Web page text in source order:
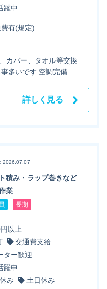
躍中
有(規定)
カバー、タオル等交換
多いです 空調完備
詳しく見る
2026.07.07
積み・ラップ巻きなど
業
長期
以上
交通費支給
ター歓迎
躍中
み 土日休み